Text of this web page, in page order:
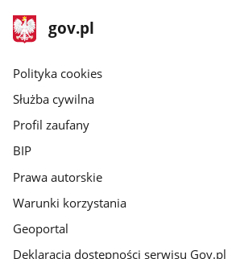
stopka
gov.pl
Strona
gov.pl
gov.pl
Polityka cookies
Służba cywilna
Profil zaufany
BIP
Prawa autorskie
Warunki korzystania
Geoportal
Deklaracja dostępności serwisu Gov.pl